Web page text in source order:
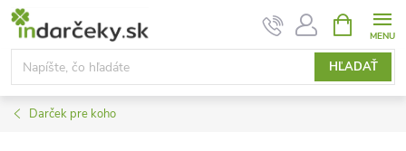
Prejsť
obsah
HĽADAŤ
KOŠÍK
Darček pre koho